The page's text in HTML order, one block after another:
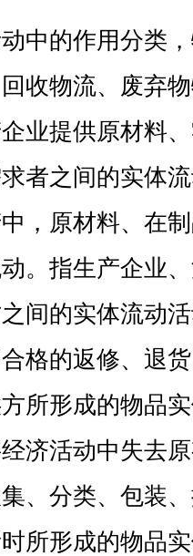
中的作用分类
收物流、废弃
业提供原材料
者之间的实体
，原材料、在
。指生产企业
间的实体流动
格的返修、退
所形成的物品
济活动中失去
、分类、包装
所形成的物品